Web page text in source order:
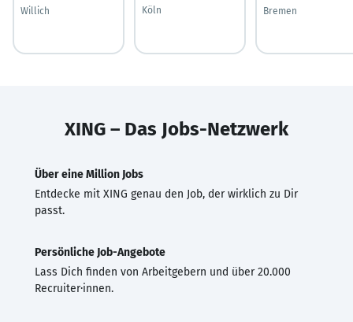
Willich
Köln
Bremen
XING – Das Jobs-Netzwerk
Über eine Million Jobs
Entdecke mit XING genau den Job, der wirklich zu Dir
passt.
Persönliche Job-Angebote
Lass Dich finden von Arbeitgebern und über 20.000
Recruiter·innen.